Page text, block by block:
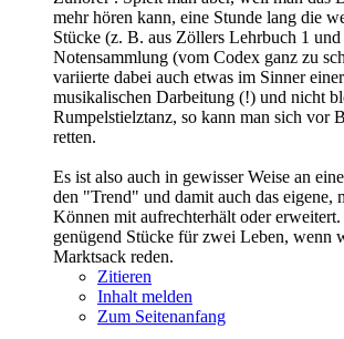
mehr hören kann, eine Stunde lang die
Stücke (z. B. aus Zöllers Lehrbuch 1 und
Notensammlung (vom Codex ganz zu
variierte dabei auch etwas im Sinner
musikalischen Darbeitung (!) und nicht
Rumpelstielztanz, so kann man sich vor
retten.
Es ist also auch in gewisser Weise an
den "Trend" und damit auch das eigene,
Können mit aufrechterhält oder
genügend Stücke für zwei Leben, wenn
Marktsack reden.
Zitieren
Inhalt melden
Zum Seitenanfang